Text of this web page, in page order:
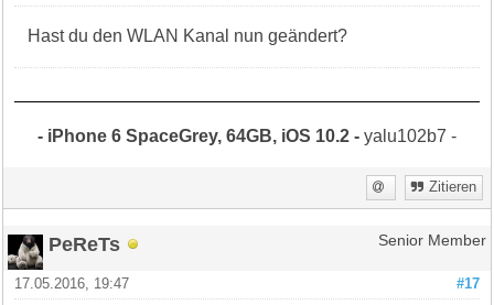
Hast du den WLAN Kanal nun geändert?
- iPhone 6 SpaceGrey, 64GB, iOS 10.2 -yalu102b7 -
Zitieren
PeReTs Senior Member
#17
17.05.2016, 19:47